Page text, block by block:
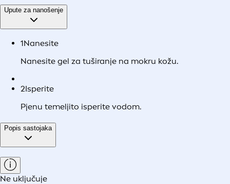
Upute za nanošenje
1Nanesite
Nanesite gel za tuširanje na mokru kožu.
2Isperite
Pjenu temeljito isperite vodom.
Popis sastojaka
Ne uključuje